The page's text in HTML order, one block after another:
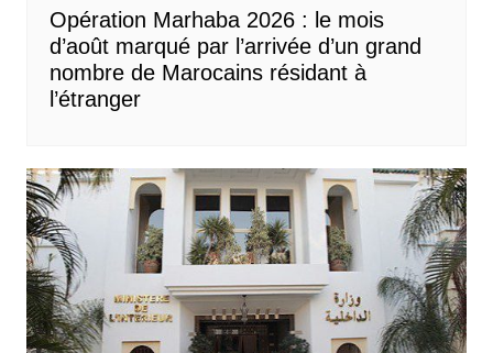
Opération Marhaba 2026 : le mois
d’août marqué par l’arrivée d’un grand
nombre de Marocains résidant à
l’étranger